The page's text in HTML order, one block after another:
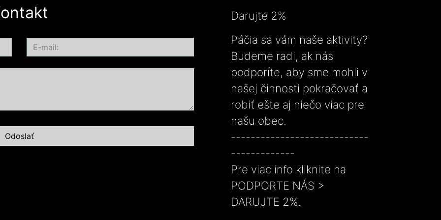
Darujte 2%
Páčia sa vám naše aktivity?
Budeme radi, ak nás
podporíte, aby sme mohli v
našej činnosti pokračovať a
robiť ešte aj niečo viac pre
našu obec.
----------------------------
-------------
Pre viac info kliknite na
PODPORTE NÁS >
DARUJTE 2%.